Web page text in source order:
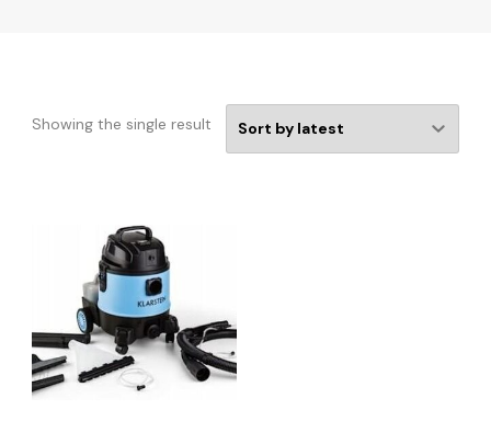
Showing the single result